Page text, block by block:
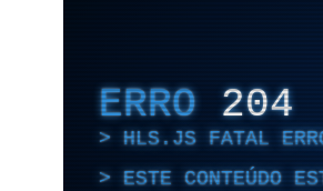
ERRO 204
HLS.JS FATAL
ESTE CONTEÚDO